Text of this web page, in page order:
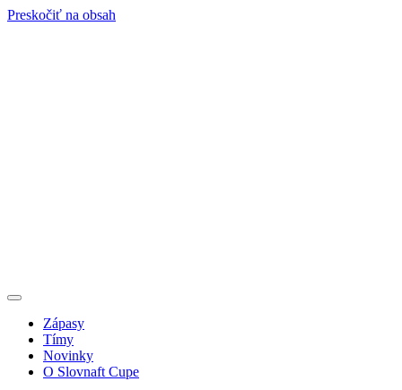
Preskočiť na obsah
Zápasy
Tímy
Novinky
O Slovnaft Cupe